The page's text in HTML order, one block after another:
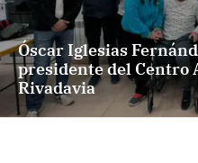
Óscar Iglesias
presidente del Centro
Rivadavia